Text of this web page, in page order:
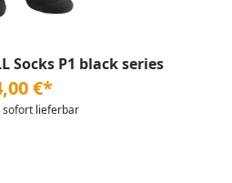
Socks P1 black series
€*
sofort lieferbar